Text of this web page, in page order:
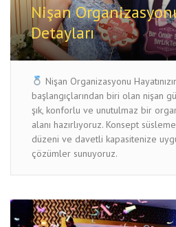
Nişan
Detayları
Nişan Organizasyonu
başlangıçlarından biri olan nişan
şık, konforlu ve unutulmaz bir
alanı hazırlıyoruz. Konsept
düzeni ve davetli kapasitenize
çözümler sunuyoruz.